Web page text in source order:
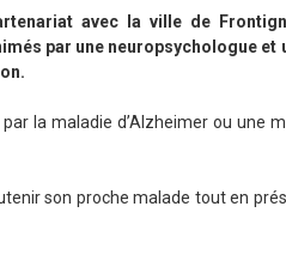
avec la ville de
par une neuropsychologue et
la maladie d’Alzheimer ou une
son proche malade tout en